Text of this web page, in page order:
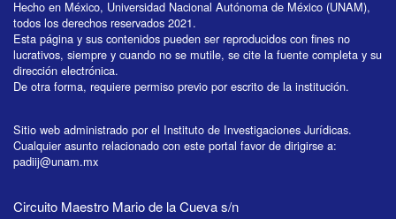
Hecho en México, Universidad Nacional Autónoma de México (UNAM),
todos los derechos reservados 2021.
Esta página y sus contenidos pueden ser reproducidos con fines no
lucrativos, siempre y cuando no se mutile, se cite la fuente completa y su
dirección electrónica.
De otra forma, requiere permiso previo por escrito de la institución.
Sitio web administrado por el Instituto de Investigaciones Jurídicas.
Cualquier asunto relacionado con este portal favor de dirigirse a:
padiij@unam.mx
Circuito Maestro Mario de la Cueva s/n